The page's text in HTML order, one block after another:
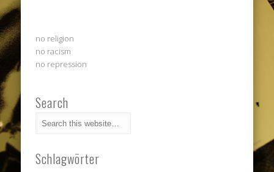
no religion
no racism
no repression
Search
Schlagwörter